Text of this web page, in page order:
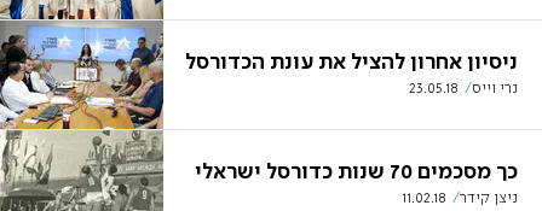
ניסיון אחרון להציל את עונת הכדורסל
נרי וייס 23.05.18
כך מסכמים 70 שנות כדורסל ישראלי
ניצן קידר 11.02.18